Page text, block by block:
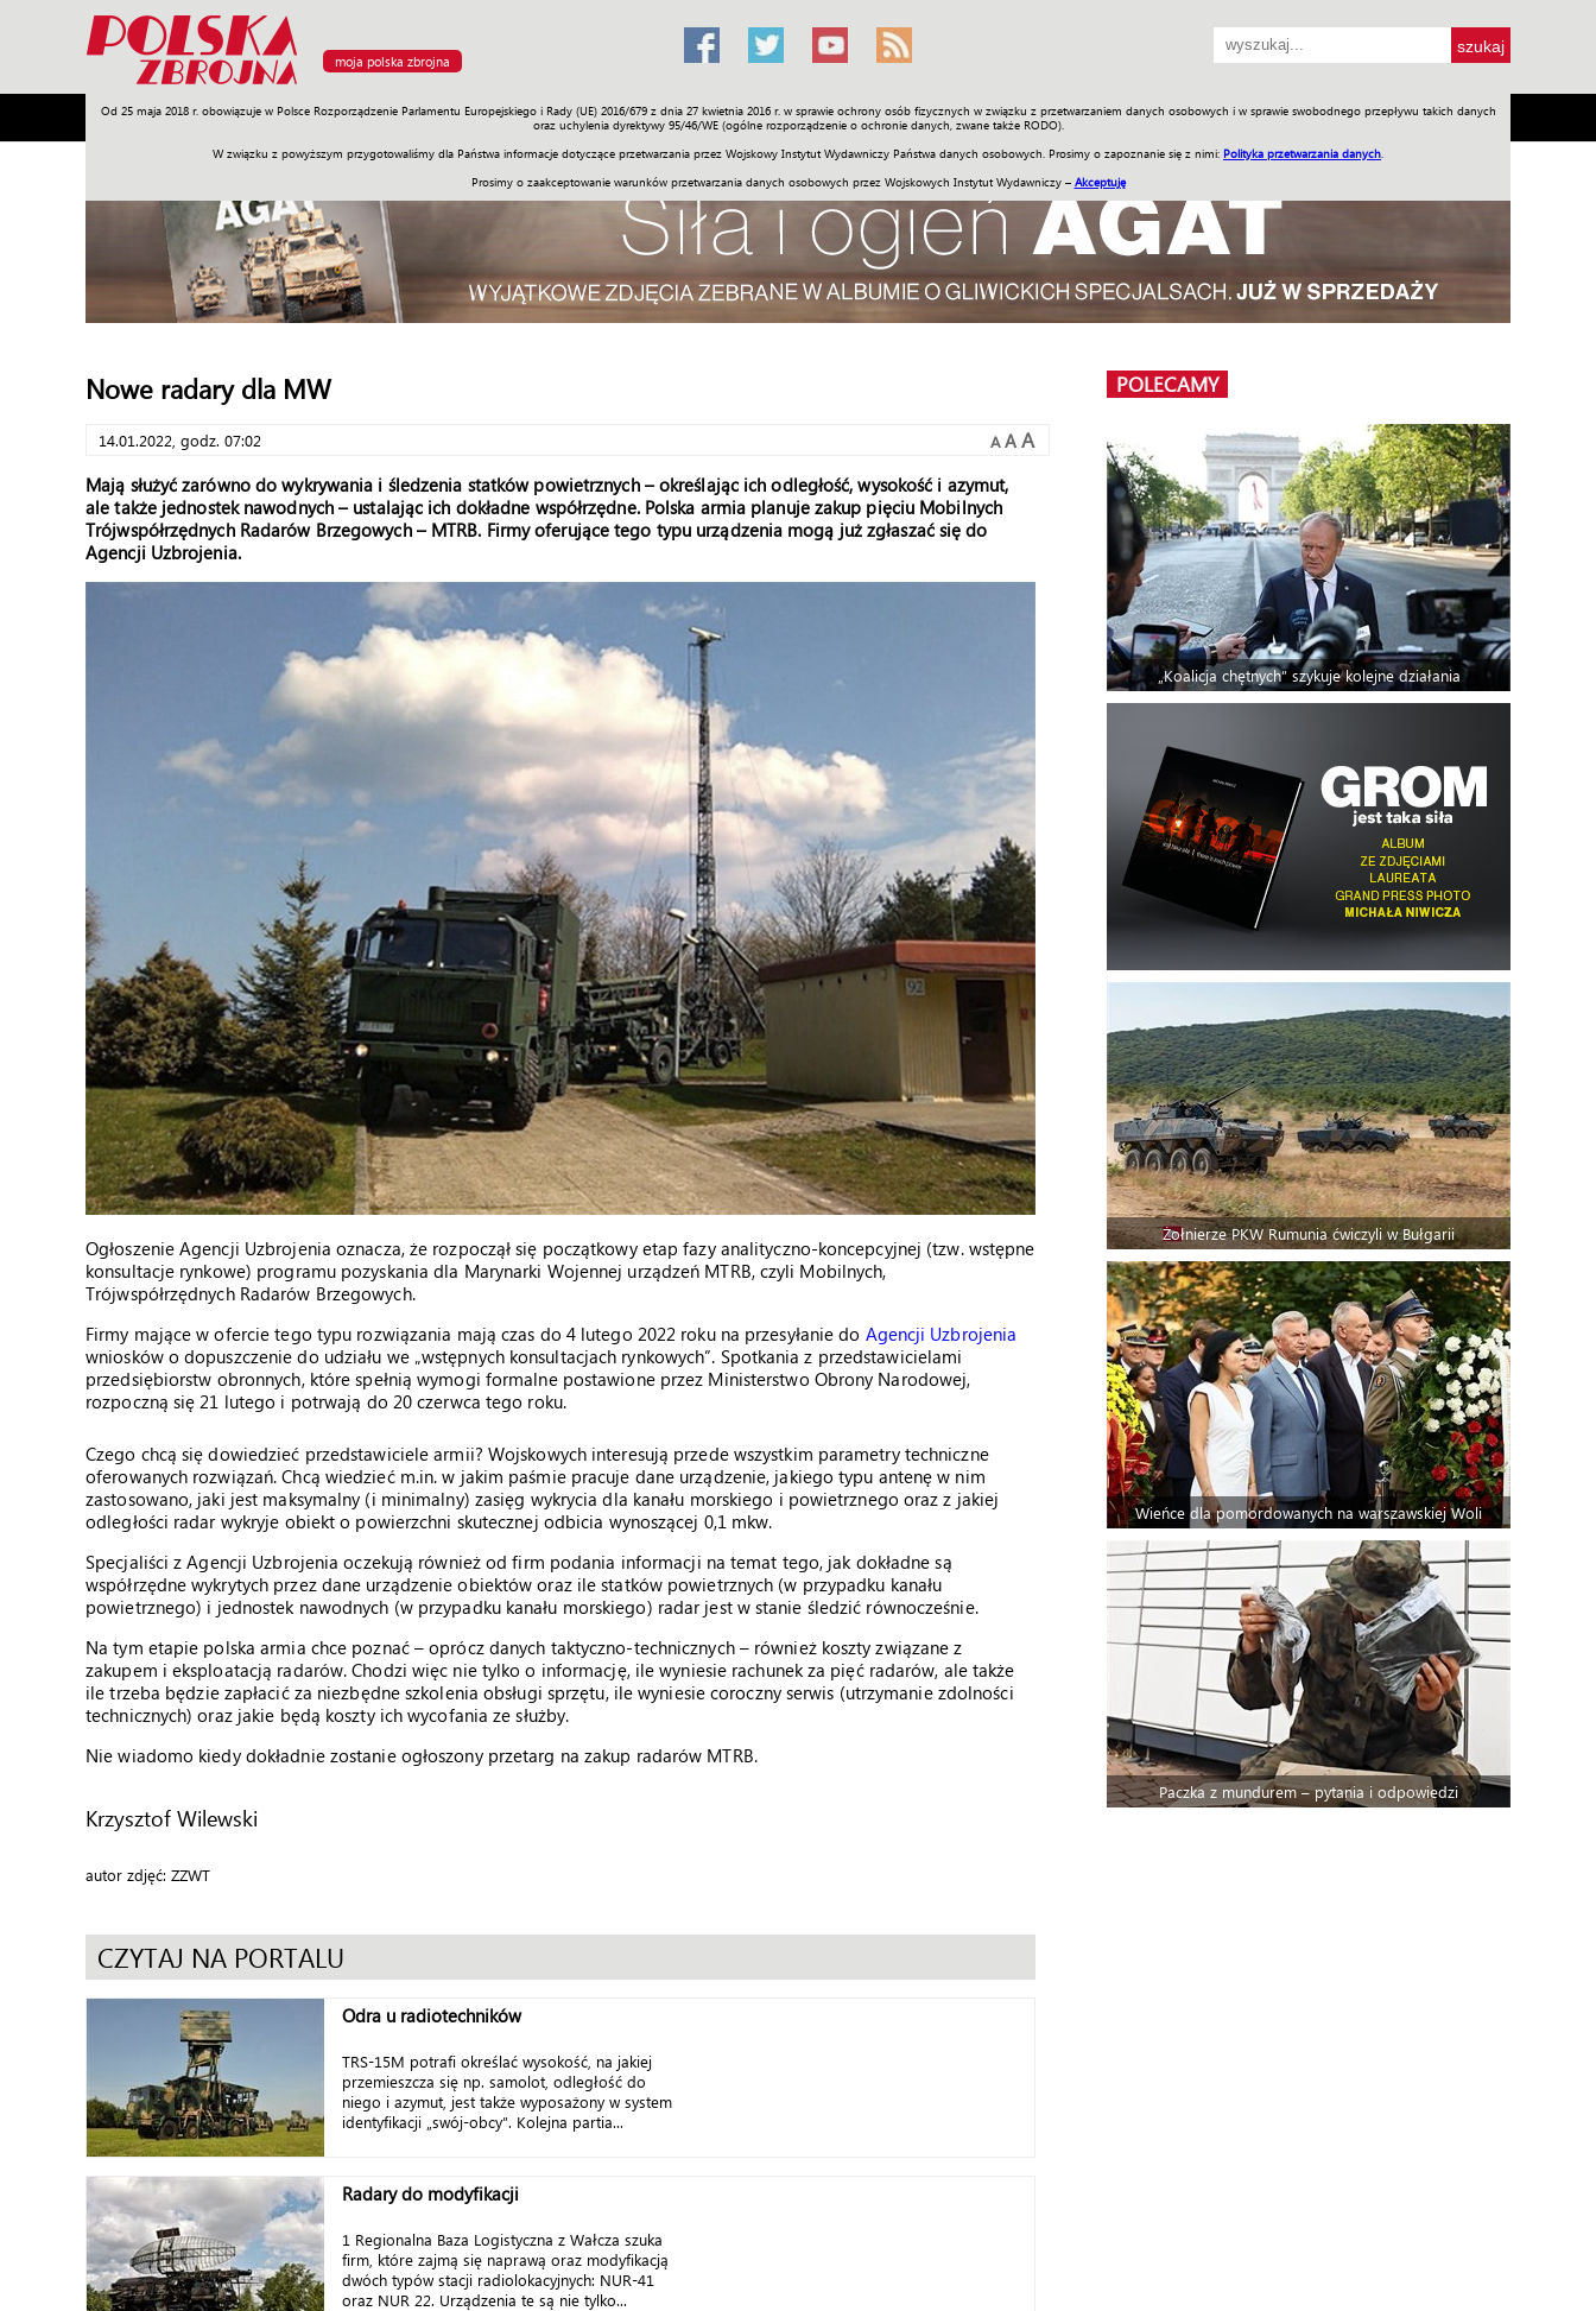
moja polska zbrojna
Od 25 maja 2018 r. obowiązuje w Polsce Rozporządzenie Parlamentu Europejskiego i Rady (UE) 2016/679 z dnia 27 kwietnia 2016 r. w sprawie ochrony osób fizycznych w związku z przetwarzaniem danych osobowych i w sprawie swobodnego przepływu takich danych
oraz uchylenia dyrektywy 95/46/WE (ogólne rozporządzenie o ochronie danych, zwane także RODO).
W związku z powyższym przygotowaliśmy dla Państwa informacje dotyczące przetwarzania przez Wojskowy Instytut Wydawniczy Państwa danych osobowych. Prosimy o zapoznanie się z nimi: Polityka przetwarzania danych
Prosimy o zaakceptowanie warunków przetwarzania danych osobowych przez Wojskowych Instytut Wydawniczy – Akceptuję
Armia Poligon Sprzęt Misje Polityka Prawo Świat Społeczność Sport Historia Galerie Wideo ENGLISH SKLEP Jednodniówki Praca w WIW
Nowe radary dla MW
14.01.2022, godz. 07:02 A A A
Mają służyć zarówno do wykrywania i śledzenia statków powietrznych – określając ich odległość, wysokość i azymut,
ale także jednostek nawodnych – ustalając ich dokładne współrzędne. Polska armia planuje zakup pięciu Mobilnych
Trójwspółrzędnych Radarów Brzegowych – MTRB. Firmy oferujące tego typu urządzenia mogą już zgłaszać się do
Agencji Uzbrojenia.
Ogłoszenie Agencji Uzbrojenia oznacza, że rozpoczął się początkowy etap fazy analityczno-koncepcyjnej (tzw. wstępne
konsultacje rynkowe) programu pozyskania dla Marynarki Wojennej urządzeń MTRB, czyli Mobilnych,
Trójwspółrzędnych Radarów Brzegowych.
Firmy mające w ofercie tego typu rozwiązania mają czas do 4 lutego 2022 roku na przesyłanie do Agencji Uzbrojenia
wniosków o dopuszczenie do udziału we „wstępnych konsultacjach rynkowych”. Spotkania z przedstawicielami
przedsiębiorstw obronnych, które spełnią wymogi formalne postawione przez Ministerstwo Obrony Narodowej,
rozpoczną się 21 lutego i potrwają do 20 czerwca tego roku.
Czego chcą się dowiedzieć przedstawiciele armii? Wojskowych interesują przede wszystkim parametry techniczne
oferowanych rozwiązań. Chcą wiedzieć m.in. w jakim paśmie pracuje dane urządzenie, jakiego typu antenę w nim
zastosowano, jaki jest maksymalny (i minimalny) zasięg wykrycia dla kanału morskiego i powietrznego oraz z jakiej
odległości radar wykryje obiekt o powierzchni skutecznej odbicia wynoszącej 0,1 mkw.
Specjaliści z Agencji Uzbrojenia oczekują również od firm podania informacji na temat tego, jak dokładne są
współrzędne wykrytych przez dane urządzenie obiektów oraz ile statków powietrznych (w przypadku kanału
powietrznego) i jednostek nawodnych (w przypadku kanału morskiego) radar jest w stanie śledzić równocześnie.
Na tym etapie polska armia chce poznać – oprócz danych taktyczno-technicznych – również koszty związane z
zakupem i eksploatacją radarów. Chodzi więc nie tylko o informację, ile wyniesie rachunek za pięć radarów, ale także
ile trzeba będzie zapłacić za niezbędne szkolenia obsługi sprzętu, ile wyniesie coroczny serwis (utrzymanie zdolności
technicznych) oraz jakie będą koszty ich wycofania ze służby.
Nie wiadomo kiedy dokładnie zostanie ogłoszony przetarg na zakup radarów MTRB.
Krzysztof Wilewski
autor zdjęć: ZZWT
CZYTAJ NA PORTALU
Odra u radiotechników
TRS-15M potrafi określać wysokość, na jakiej
przemieszcza się np. samolot, odległość do
niego i azymut, jest także wyposażony w system
identyfikacji „swój-obcy”. Kolejna partia...
Radary do modyfikacji
1 Regionalna Baza Logistyczna z Wałcza szuka
firm, które zajmą się naprawą oraz modyfikacją
dwóch typów stacji radiolokacyjnych: NUR-41
oraz NUR 22. Urządzenia te są nie tylko...
POLECAMY
„Koalicja chętnych” szykuje kolejne działania
Żołnierze PKW Rumunia ćwiczyli w Bułgarii
Wieńce dla pomordowanych na warszawskiej Woli
Paczka z mundurem – pytania i odpowiedzi